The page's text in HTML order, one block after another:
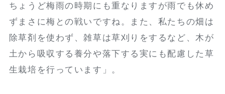
ちょうど梅雨の時期にも重なりますが雨でも休め
ずまさに梅との戦いですね。また、私たちの畑は
除草剤を使わず、雑草は草刈りをするなど、木が
土から吸収する養分や落下する実にも配慮した草
生栽培を行っています」。